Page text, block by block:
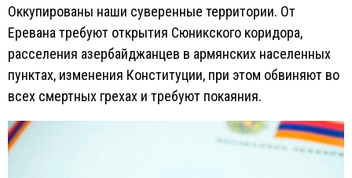
Оккупированы наши суверенные территории. От
Еревана требуют открытия Сюникского коридора,
расселения азербайджанцев в армянских населенных
пунктах, изменения Конституции, при этом обвиняют во
всех смертных грехах и требуют покаяния.